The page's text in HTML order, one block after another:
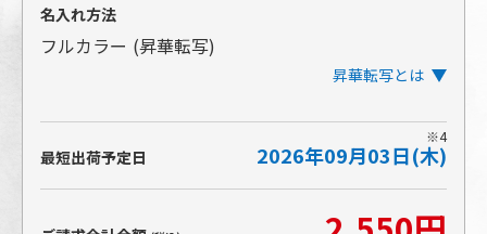
名入れ方法
フルカラー (昇華転写)
昇華転写とは
転写紙にプリントした絵柄をアイテムに貼り付け、高
フルカラーやグラデーションなどに対応し、発色も良
※4
最短出荷予定日 2026年09月03日(木)